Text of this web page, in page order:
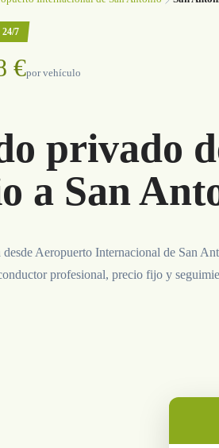
24/7
€por vehículo
privado
a San
desde Aeropuerto Internacional de San
profesional, precio fijo y